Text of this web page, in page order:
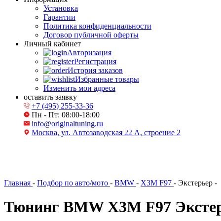
Установка
Гарантии
Политика конфиденциальности
Договор публичной оферты
Личный кабинет
Авторизация
Регистрация
История заказов
Избранные товары
Изменить мои адреса
оставить заявку
+7 (495) 255-33-36
Пн - Пт: 08:00-18:00
info@originaltuning.ru
Москва, ул. Автозаводская 22 А, строение 2
Главная - Подбор по авто/мото - BMW - X3M F97 - Экстерьер -
Тюнинг BMW X3M F97